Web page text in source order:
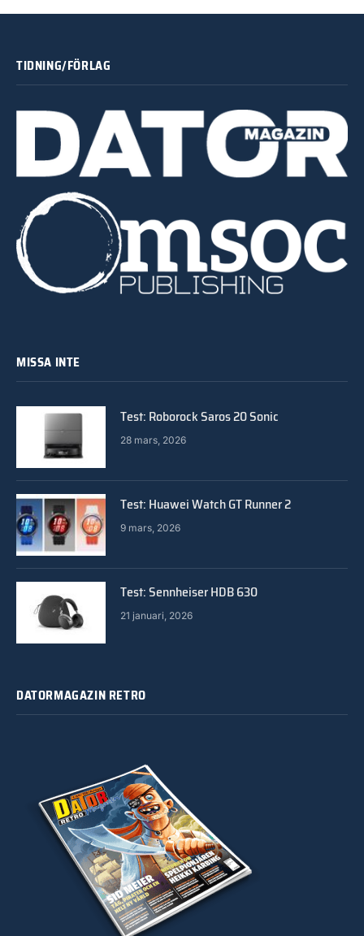
TIDNING/FÖRLAG
MISSA INTE
Test: Roborock Saros 20 Sonic
28 mars, 2026
Test: Huawei Watch GT Runner 2
9 mars, 2026
Test: Sennheiser HDB 630
21 januari, 2026
DATORMAGAZIN RETRO